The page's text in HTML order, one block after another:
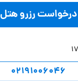
درخواست رزرو هتل
02191006046